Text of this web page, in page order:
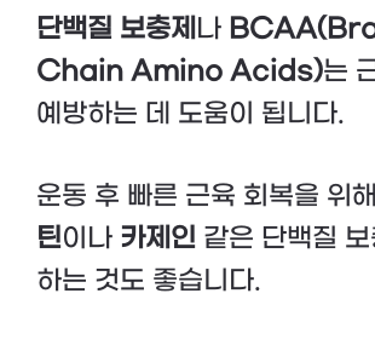
단백질 보충제 나
Chain Amino Acids)는
예방하는 데 도움이 됩니다.
운동 후 빠른 근육 회복을 위해
틴이나 카제인 같은 단백질 보
하는 것도 좋습니다.